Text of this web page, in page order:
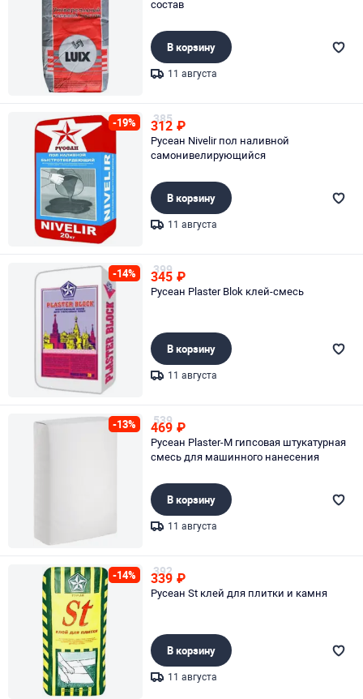
состав
В корзину
11 августа
-19% 385
312 ₽
Русеан Nivelir пол наливной
самонивелирующийся
В корзину
11 августа
-14% 399
345 ₽
Русеан Plaster Blok клей-смесь
В корзину
11 августа
-13% 539
469 ₽
Русеан Plaster-M гипсовая штукатурная
смесь для машинного нанесения
В корзину
11 августа
-14% 392
339 ₽
Русеан St клей для плитки и камня
В корзину
11 августа